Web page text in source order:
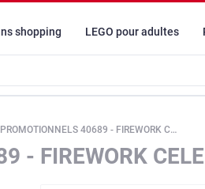
shopping LEGO pour adultes
40689 - FIREWORK CELEBRATIONS
- FIREWORK